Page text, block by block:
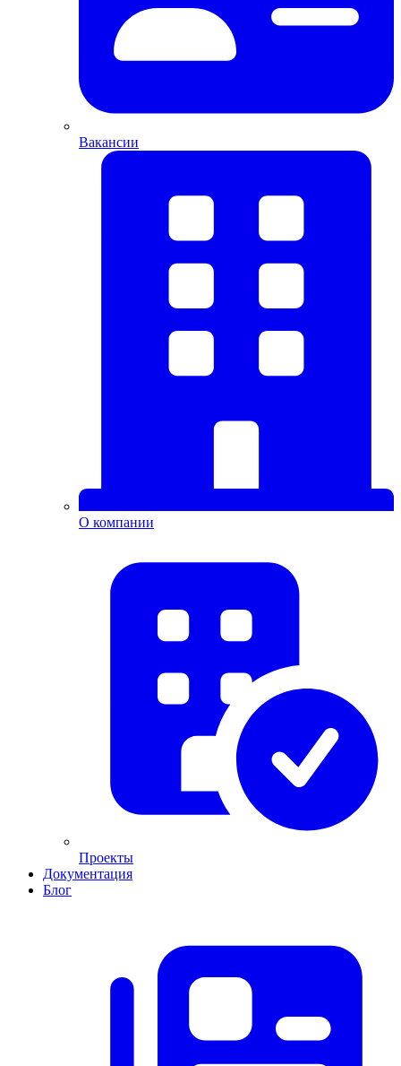
Вакансии
О компании
Проекты
Документация
Блог